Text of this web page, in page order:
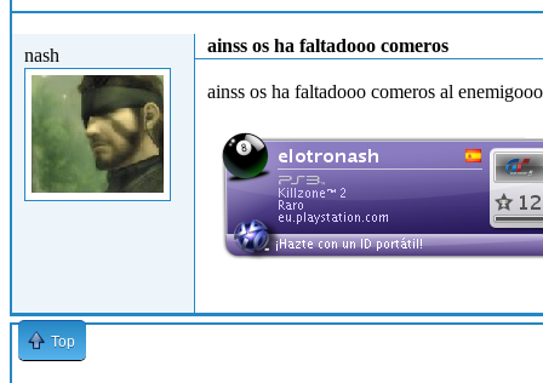
nash ainss os ha faltadooo comeros
ainss os ha faltadooo comeros al
Top